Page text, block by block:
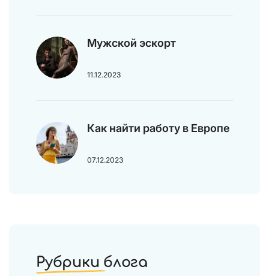
Мужской эскорт
11.12.2023
Как найти работу в Европе
07.12.2023
Рубрики блога